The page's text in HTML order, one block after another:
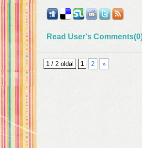
Read User's
1 / 2 oldal 1 2 »